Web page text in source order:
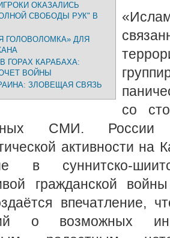
ОКАЗАЛИСЬ
СВОБОДЫ РУК" В
ГОЛОВОЛОМКА» ДЛЯ
ГОРАХ КАРАБАХА:
ВОЙНЫ
ЗЛОВЕЩАЯ СВЯЗЬ
со
СМИ.
активности на
в суннитско-
гражданской
впечатление,
о возможных